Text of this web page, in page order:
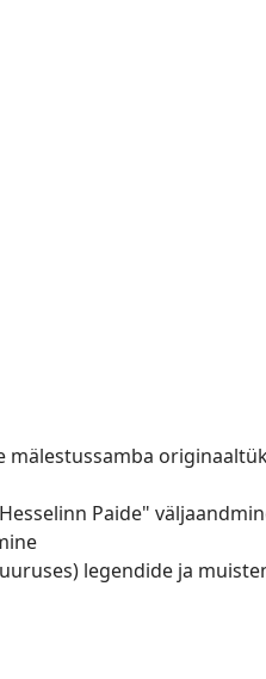
mälestussamba
Paide"
legendide ja